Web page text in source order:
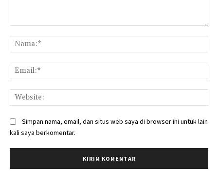
Simpan nama, email, dan situs web saya di browser ini untuk lain
kali saya berkomentar.